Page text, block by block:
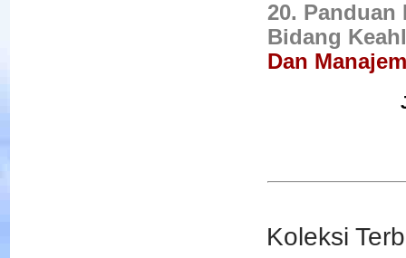
20. Panduan
Bidang
Dan
Koleksi
Menyingkap Rahasia
Penerbit :PT